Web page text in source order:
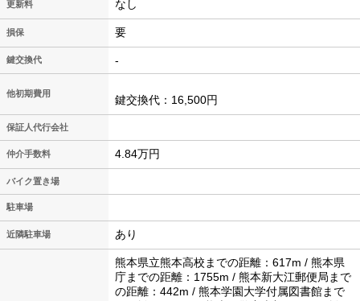
更新料 なし
損保 要
鍵交換代 -
他初期費用 鍵交換代：16,500円
保証人代行会社
仲介手数料 4.84万円
バイク置き場
駐車場
近隣駐車場 あり
熊本県立熊本高校までの距離：617m / 熊本県
庁までの距離：1755m / 熊本新大江郵便局まで
の距離：442m / 熊本学園大学付属図書館まで